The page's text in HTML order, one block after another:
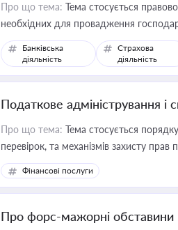
Про що тема: Тема стосується
необхідних для провадження
Банківська
діяльність
Страхова
діяльність
Податкове адміністрування
Про що тема: Тема стосується
перевірок, та механізмів захисту прав
Фінансові послуги
Про форс-мажорні обставини